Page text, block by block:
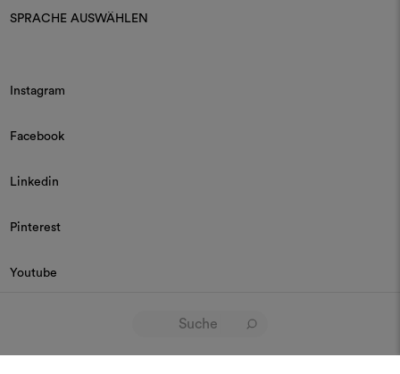
SPRACHE AUSWÄHLEN
Instagram
Facebook
Linkedin
Pinterest
Youtube
© 2026 Dedar P.IVA 03187590157